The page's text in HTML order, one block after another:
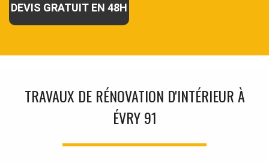
DEVIS GRATUIT EN 48H
TRAVAUX DE RÉNOVATION D'INTÉRIEUR À
ÉVRY 91